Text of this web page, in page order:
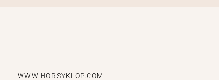
WWW.HORSYKLOP.COM